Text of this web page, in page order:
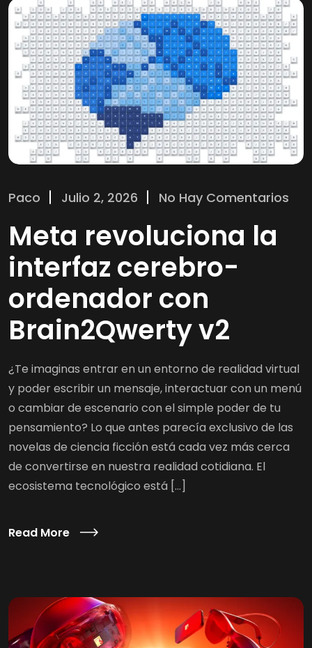
Paco Julio 2, 2026 No Hay Comentarios
Meta revoluciona la
interfaz cerebro-
ordenador con
Brain2Qwerty v2
¿Te imaginas entrar en un entorno de realidad virtual
y poder escribir un mensaje, interactuar con un menú
o cambiar de escenario con el simple poder de tu
pensamiento? Lo que antes parecía exclusivo de las
novelas de ciencia ficción está cada vez más cerca
de convertirse en nuestra realidad cotidiana. El
ecosistema tecnológico está […]
Read More